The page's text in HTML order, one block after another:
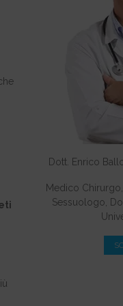
Dott. Enrico
Medico
Sessuologo,